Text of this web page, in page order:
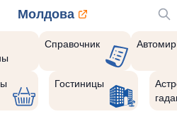
Молдова
Справочник Автомир
Гостиницы